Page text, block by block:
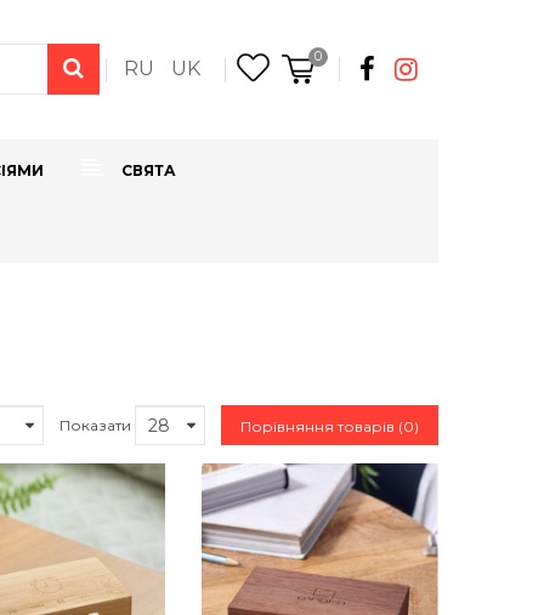
RU UK
0
СВЯТА
Показати Порівняння товарів (0)